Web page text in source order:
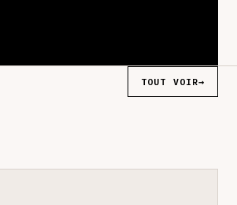
TOUT VOIR→